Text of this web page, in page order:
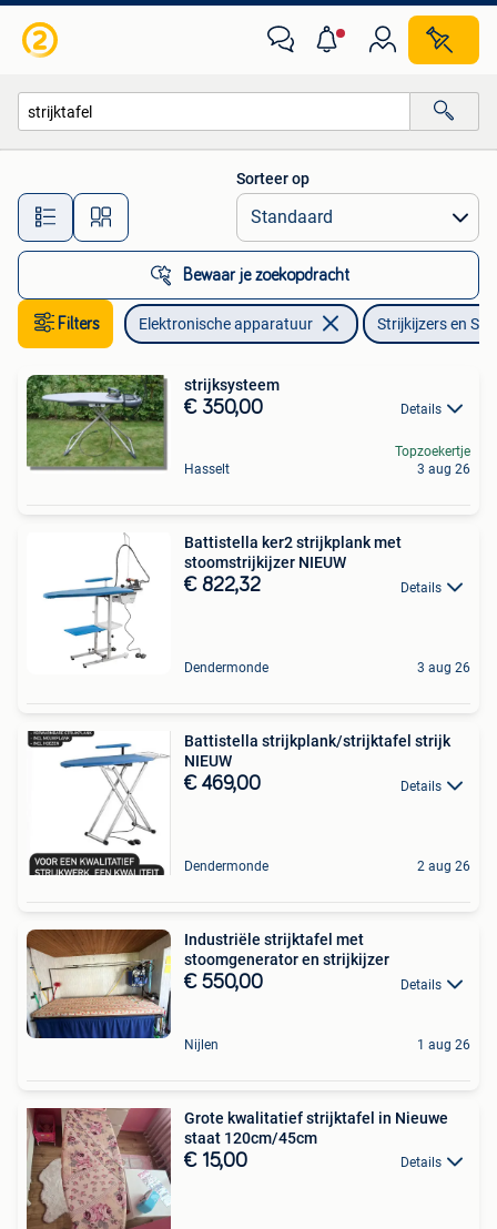
Alle afstanden…
Sorteer op
Bewaar je zoekopdracht
Filters Elektronische apparatuur Strijkijzers en
strijksysteem
€ 350,00 Details
Hasselt
Topzoekertje
3 aug 26
Battistella ker2 strijkplank met
stoomstrijkijzer NIEUW
€ 822,32 Details
Dendermonde 3 aug 26
Battistella strijkplank/strijktafel strijk
NIEUW
€ 469,00 Details
Dendermonde 2 aug 26
Industriële strijktafel met
stoomgenerator en strijkijzer
€ 550,00 Details
Nijlen 1 aug 26
Grote kwalitatief strijktafel in Nieuwe
staat 120cm/45cm
€ 15,00 Details